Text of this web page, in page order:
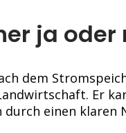
ja
dem
Er
durch einen klaren